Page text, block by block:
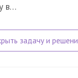
в…